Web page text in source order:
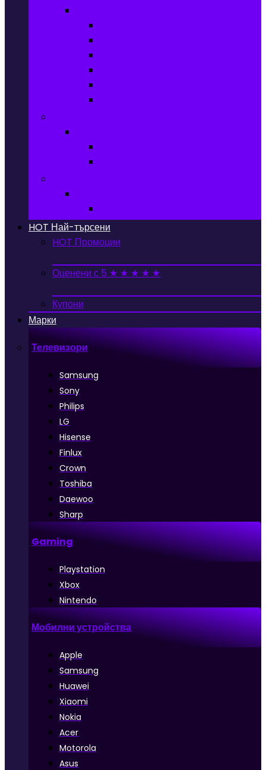
HOT Най-търсени
HOT Промоции
Оценени с 5 ★ ★ ★ ★ ★
Купони
Марки
Телевизори
Samsung
Sony
Philips
LG
Hisense
Finlux
Crown
Toshiba
Daewoo
Sharp
Gaming
Playstation
Xbox
Nintendo
Мобилни устройства
Apple
Samsung
Huawei
Xiaomi
Nokia
Acer
Motorola
Asus